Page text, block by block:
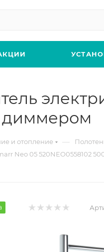
диммером
и отопление —
Neo 05 520NEO0558102